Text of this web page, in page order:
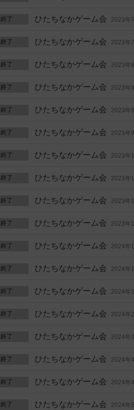
終了 ひたちなかゲーム会 2023年
終了 ひたちなかゲーム会 2023年
終了 ひたちなかゲーム会 2023年
終了 ひたちなかゲーム会 2023年
終了 ひたちなかゲーム会 2023年
終了 ひたちなかゲーム会 2023年
終了 ひたちなかゲーム会 2023年
終了 ひたちなかゲーム会 2023年
終了 ひたちなかゲーム会 2023年
終了 ひたちなかゲーム会 2023年
終了 ひたちなかゲーム会 2024年
終了 ひたちなかゲーム会 2024年
終了 ひたちなかゲーム会 2024年
終了 ひたちなかゲーム会 2024年
終了 ひたちなかゲーム会 2024年
終了 ひたちなかゲーム会 2024年
終了 ひたちなかゲーム会 2024年
終了 ひたちなかゲーム会 2024年